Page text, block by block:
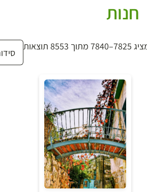
חנות
מתוך 8553 תוצאות
5
₪
5
₪